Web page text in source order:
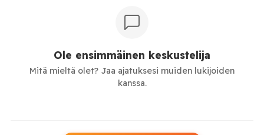
Ole ensimmäinen keskustelija
Mitä mieltä olet? Jaa ajatuksesi muiden lukijoiden
kanssa.